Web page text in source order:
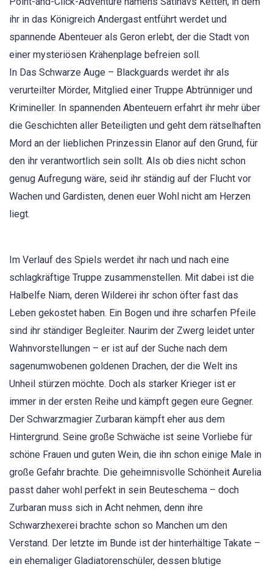
ihr in das Königreich Andergast entführt werdet und
spannende Abenteuer als Geron erlebt, der die Stadt von
einer mysteriösen Krähenplage befreien soll.
In Das Schwarze Auge – Blackguards werdet ihr als
verurteilter Mörder, Mitglied einer Truppe Abtrünniger und
Krimineller. In spannenden Abenteuern erfahrt ihr mehr über
die Geschichten aller Beteiligten und geht dem rätselhaften
Mord an der lieblichen Prinzessin Elanor auf den Grund, für
den ihr verantwortlich sein sollt. Als ob dies nicht schon
genug Aufregung wäre, seid ihr ständig auf der Flucht vor
Wachen und Gardisten, denen euer Wohl nicht am Herzen
liegt.
Im Verlauf des Spiels werdet ihr nach und nach eine
schlagkräftige Truppe zusammenstellen. Mit dabei ist die
Halbelfe Niam, deren Wilderei ihr schon öfter fast das
Leben gekostet haben. Ein Bogen und ihre scharfen Pfeile
sind ihr ständiger Begleiter. Naurim der Zwerg leidet unter
Wahnvorstellungen – er ist auf der Suche nach dem
sagenumwobenen goldenen Drachen, der die Welt ins
Unheil stürzen möchte. Doch als starker Krieger ist er
immer in der ersten Reihe und kämpft gegen eure Gegner.
Der Schwarzmagier Zurbaran kämpft eher aus dem
Hintergrund. Seine große Schwäche ist seine Vorliebe für
schöne Frauen und guten Wein, die ihn schon einige Male in
große Gefahr brachte. Die geheimnisvolle Schönheit Aurelia
passt daher wohl perfekt in sein Beuteschema – doch
Zurbaran muss sich in Acht nehmen, denn ihre
Schwarzhexerei brachte schon so Manchen um den
Verstand. Der letzte im Bunde ist der hinterhältige Takate –
ein ehemaliger Gladiatorenschüler, dessen blutige